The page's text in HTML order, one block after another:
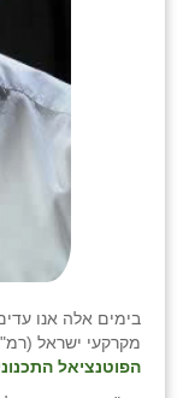
בימים אלה אנו
מקרקעי ישראל
הפוטנציאל